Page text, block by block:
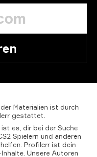
der Materialien ist durch
gestattet.
ist es, dir bei der Suche
Spielern und anderen
Profilerr ist dein
Unsere Autoren